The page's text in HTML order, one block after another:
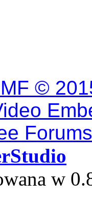
©
Forums
w